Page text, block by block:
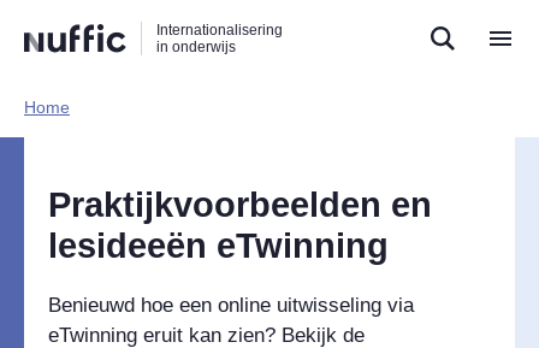
naar
zoekfunctie
naar
hoofdnavigatie
naar
inhoud
Internationalisering
in onderwijs
Hoofdnavigatie
Home​
Praktijkvoorbeelden en
lesideeën eTwinning
Benieuwd hoe een online uitwisseling via
eTwinning eruit kan zien? Bekijk de